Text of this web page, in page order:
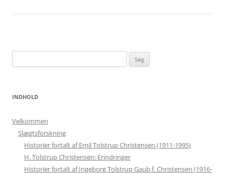
efter:
INDHOLD
Velkommen
Slægtsforskning
Historier fortalt af Emil Tolstrup Christensen (1911-1995)
H. Tolstrup Christensen: Erindringer
Historier fortalt af Ingeborg Tolstrup Gaub f. Christensen (1916-